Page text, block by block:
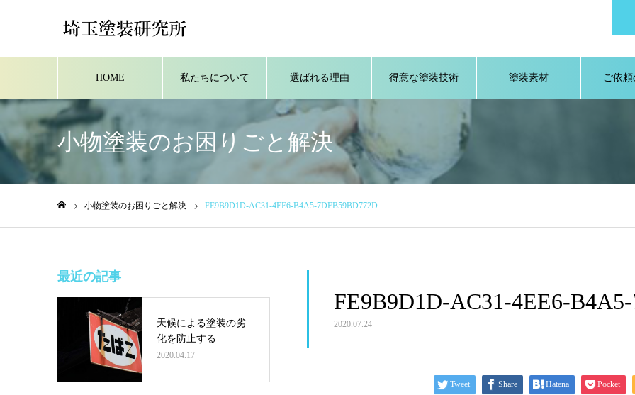
HOME 私たちについて 選ばれる理由 得意な塗装技術 塗装素材 ご依
小物塗装のお困りごと解決
小物塗装のお困りごと解決 FE9B9D1D-AC31-4EE6-B4A5-7DFB59BD772D
FE9B9D1D-AC31-4EE6-
2020.07.24
Tweet Share Hatena Pocket
最近の記事
天候による塗装の劣
化を防止する
2020.04.17